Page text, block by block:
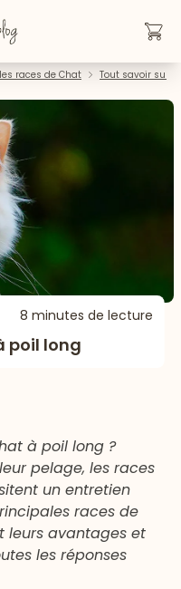
races de Chat Tout savoir sur
8 minutes de lecture
poil long
à poil long ?
pelage, les races
un entretien
races de
leurs avantages et
les réponses